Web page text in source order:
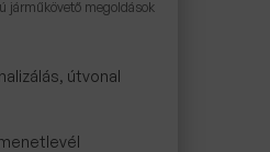
járműkövető megoldások
útvonal